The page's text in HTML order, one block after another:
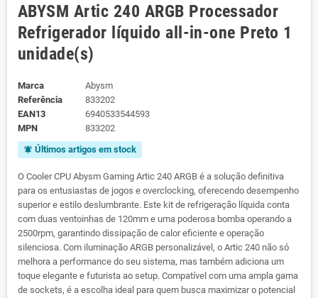
ABYSM Artic 240 ARGB Processador
Refrigerador líquido all-in-one Preto 1
unidade(s)
Marca
Abysm
Referência
833202
EAN13
6940533544593
MPN
833202
notifications_active Últimos artigos em stock
O Cooler CPU Abysm Gaming Artic 240 ARGB é a solução definitiva
para os entusiastas de jogos e overclocking, oferecendo desempenho
superior e estilo deslumbrante. Este kit de refrigeração líquida conta
com duas ventoinhas de 120mm e uma poderosa bomba operando a
2500rpm, garantindo dissipação de calor eficiente e operação
silenciosa. Com iluminação ARGB personalizável, o Artic 240 não só
melhora a performance do seu sistema, mas também adiciona um
toque elegante e futurista ao setup. Compatível com uma ampla gama
de sockets, é a escolha ideal para quem busca maximizar o potencial